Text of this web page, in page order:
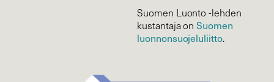
Suomen Luonto -lehden
kustantaja onSuomen
luonnonsuojelu­liitto.